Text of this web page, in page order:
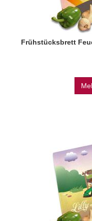
Frühstücksbrett